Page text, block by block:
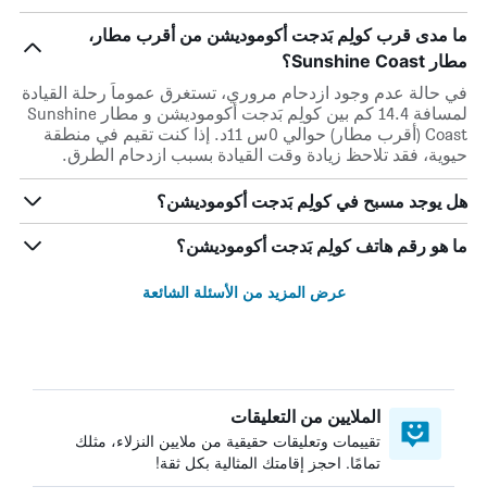
ما مدى قرب كولِم بَدجت أكوموديشن من أقرب مطار،
مطار Sunshine Coast؟
في حالة عدم وجود ازدحام مروري، تستغرق عموماً رحلة القيادة
لمسافة 14.4 كم بين كولِم بَدجت أكوموديشن و مطار Sunshine
Coast (أقرب مطار) حوالي 0س 11د. إذا كنت تقيم في منطقة
حيوية، فقد تلاحظ زيادة وقت القيادة بسبب ازدحام الطرق.
هل يوجد مسبح في كولِم بَدجت أكوموديشن؟
ما هو رقم هاتف كولِم بَدجت أكوموديشن؟
عرض المزيد من الأسئلة الشائعة
الملايين من التعليقات
تقييمات وتعليقات حقيقية من ملايين النزلاء، مثلك
تمامًا. احجز إقامتك المثالية بكل ثقة!